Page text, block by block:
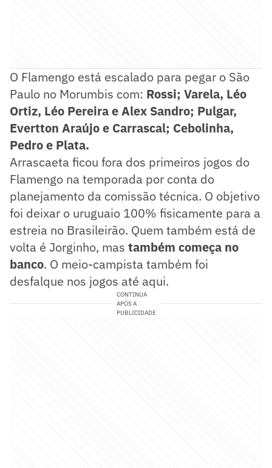
O Flamengo está escalado para pegar o São
Paulo no Morumbis com: Rossi; Varela, Léo
Ortiz, Léo Pereira e Alex Sandro; Pulgar,
Evertton Araújo e Carrascal; Cebolinha,
Pedro e Plata.
Arrascaeta ficou fora dos primeiros jogos do
Flamengo na temporada por conta do
planejamento da comissão técnica. O objetivo
foi deixar o uruguaio 100% fisicamente para a
estreia no Brasileirão. Quem também está de
volta é Jorginho, mas também começa no
banco. O meio-campista também foi
desfalque nos jogos até aqui.
CONTINUA
APÓS A
PUBLICIDADE